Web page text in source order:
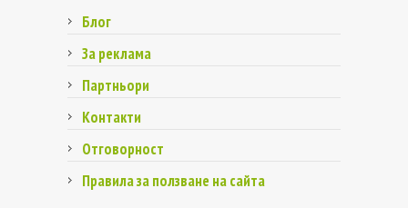
Блог
За реклама
Партньори
Контакти
Отговорност
Правила за ползване на сайта